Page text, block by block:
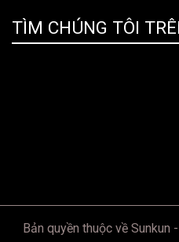
TÌM CHÚNG TÔI
Bản quyền thuộc về Sunkun